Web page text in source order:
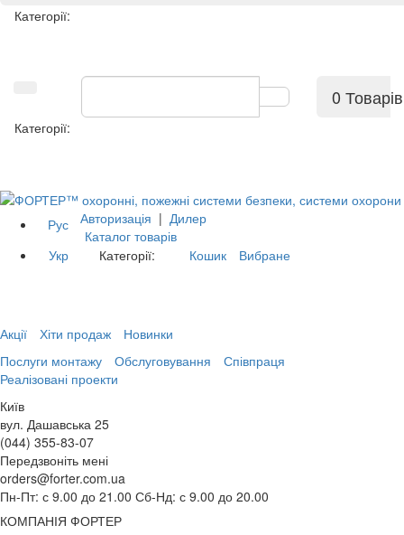
Категорії:
0 Товарів
Категорії:
Рус
Укр
Авторизація | Дилер
Каталог товарів
Категорії:
Кошик Вибране
Акції Хіти продаж
Новинки
Послуги монтажу
Обслуговування
Співпраця
Реалізовані проекти
Київ
вул. Дашавська 25
(044) 355-83-07
Передзвоніть мені
orders@forter.com.ua
Пн-Пт: с 9.00 до 21.00 Сб-Нд: с 9.00 до 20.00
КОМПАНІЯ ФОРТЕР